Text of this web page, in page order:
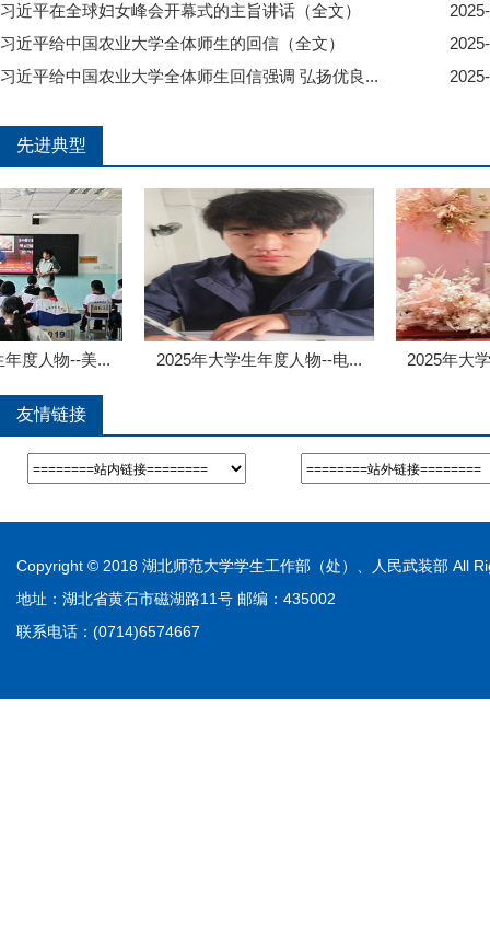
习近平在全球妇女峰会开幕式的主旨讲话（全文）
习近平给中国农业大学全体师生的回信（全文）
习近平给中国农业大学全体师生回信强调 弘扬优良...
先进典型
度人物--美... 2025年大学生年度人物--电... 2025年大
友情链接
Copyright © 2018 湖北师范大学学生工作部（处）、人民武装部 All
地址：湖北省黄石市磁湖路11号 邮编：435002
联系电话：(0714)6574667